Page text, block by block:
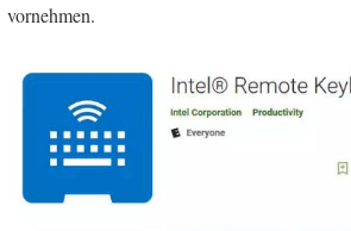
vornehmen.